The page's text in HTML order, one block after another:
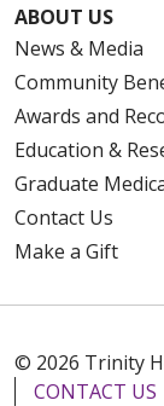
ABOUT US
News & Media
Community
Awards and
Education &
Graduate
Contact Us
Make a Gift
© 2026 Trinity
CONTACT US